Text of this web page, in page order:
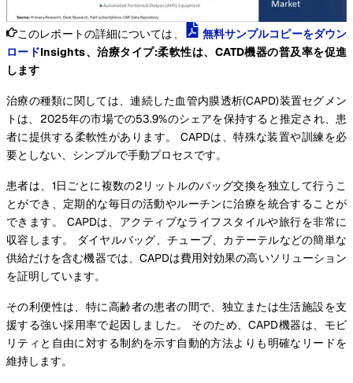
このレポートの詳細については、
無料サンプルコピーをダウン
ロードInsights、治療タイプ:柔軟性は、CATD機器の普及率を促進
します
治療の種類に関しては、連続した血管内膜透析(CAPD)装置セグメン
トは、2025年の市場での53.9%のシェアを保持すると推定され、患
者に提供する柔軟性があります。 CAPDは、特殊な装置や訓練を必
要としない、シンプルで手動プロセスです。
患者は、1日ごとに複数の2リットルのバッグ交換を独立して行うこ
とができ、定期的な毎日の活動やルーチンに治療を統合することが
できます。 CAPDは、アクティブなライフスタイルや旅行を非常に
収容します。 ダイヤルバッグ、チューブ、カテーテルなどの簡単な
供給だけを含む機器では、CAPDは費用対効果の高いソリューション
を証明しています。
その利便性は、特に高齢者の患者の間で、独立または生活施設を支
援する強い採用率で起因しました。 そのため、CAPD機器は、モビ
リティと自由に対する制約を示す自動的方法よりも明確なリードを
維持します。